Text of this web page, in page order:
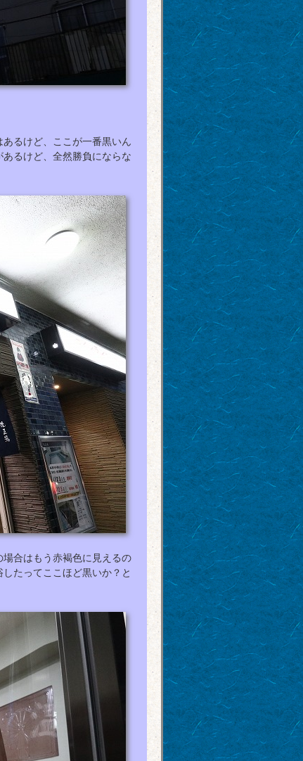
るけど、ここが一番黒いん
るけど、全然勝負にならな
合はもう赤褐色に見えるの
たってここほど黒いか？と